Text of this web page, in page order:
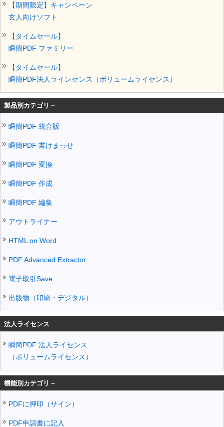
【期間限定】キャンペーン
玄人向けソフト
【タイムセール】
瞬簡PDF ファミリー
【タイムセール】
瞬簡PDF法人ラインセンス（ボリュームライセンス）
製品別カテゴリ－
瞬簡PDF 統合版
瞬簡PDF 書けまっせ
瞬簡PDF 変換
瞬簡PDF 作成
瞬簡PDF 編集
アウトライナー
HTML on Word
PDF Advanced Extractor
電子取引Save
出版物（印刷・デジタル）
法人ライセンス
瞬簡PDF 法人ライセンス
（ボリュームライセンス）
機能別カテゴリ－
PDFに押印（サイン）
PDF申請書に記入